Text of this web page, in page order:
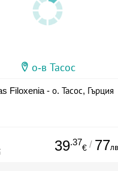
о-в Тасос
Filoxenia - о. Тасос, Гърция
39.37
€ / 77лв.